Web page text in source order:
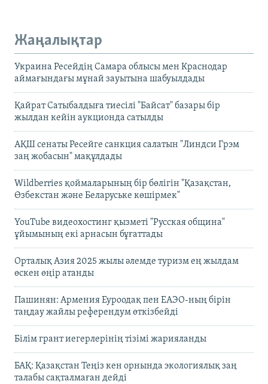
Жаңалықтар
Украина Ресейдің Самара облысы мен Краснодар
аймағындағы мұнай зауытына шабуылдады
Қайрат Сатыбалдыға тиесілі "Байсат" базары бір
жылдан кейін аукционда сатылды
АҚШ сенаты Ресейге санкция салатын "Линдси Грэм
заң жобасын" мақұлдады
Wildberries қоймаларының бір бөлігін "Қазақстан,
Өзбекстан және Беларуське көшірмек"
YouTube видеохостинг қызметі "Русская община"
ұйымының екі арнасын бұғаттады
Орталық Азия 2025 жылы әлемде туризм ең жылдам
өскен өңір атанды
Пашинян: Армения Еуроодақ пен ЕАЭО-ның бірін
таңдау жайлы референдум өткізбейді
Білім грант иегерлерінің тізімі жарияланды
БАҚ: Қазақстан Теңіз кен орнында экологиялық заң
талабы сақталмаған дейді